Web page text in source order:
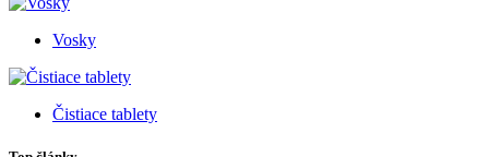
Vosky
Čistiace tablety